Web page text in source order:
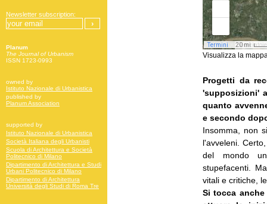
Visualizza la
Progetti da
'supposizioni'
quanto
e secondo
Insomma, non
l'avveleni.
del mondo
stupefacenti.
vitali e critiche,
Si tocca
Newsletter subscription:
Planum
The Journal of Urbanism
ISSN 1723-0993
owned by
Istituto Nazionale di Urbanistica
published by
Planum Association
supported by
Istituto Nazionale di Urbanistica
Società Italiana degli Urbanisti
Scuola di Architettura e Società
Politecnico di Milano
Dipartimento di Architettura e Studi
Urbani Politecnico di Milano
Dipartimento di Architettura
Università degli Studi di Roma Tre